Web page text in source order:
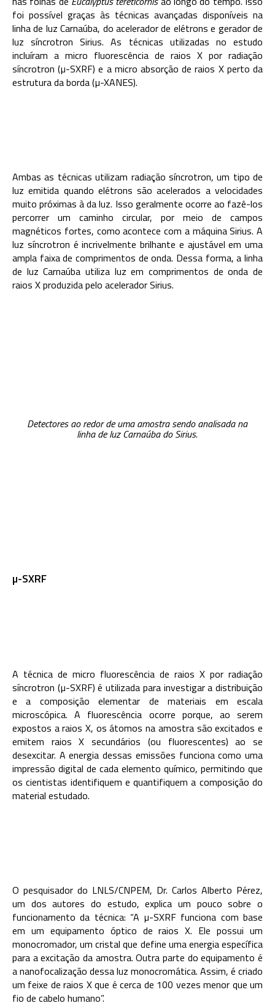
foi possível graças às técnicas avançadas disponíveis na
linha de luz Carnaúba, do acelerador de elétrons e gerador de
luz síncrotron Sirius. As técnicas utilizadas no estudo
incluíram a micro fluorescência de raios X por radiação
síncrotron (µ-SXRF) e a micro absorção de raios X perto da
estrutura da borda (µ-XANES).
Ambas as técnicas utilizam radiação síncrotron, um tipo de
luz emitida quando elétrons são acelerados a velocidades
muito próximas à da luz. Isso geralmente ocorre ao fazê-los
percorrer um caminho circular, por meio de campos
magnéticos fortes, como acontece com a máquina Sirius. A
luz síncrotron é incrivelmente brilhante e ajustável em uma
ampla faixa de comprimentos de onda. Dessa forma, a linha
de luz Carnaúba utiliza luz em comprimentos de onda de
raios X produzida pelo acelerador Sirius.
Detectores ao redor de uma amostra sendo analisada na
linha de luz Carnaúba do Sirius.
µ-SXRF
A técnica de micro fluorescência de raios X por radiação
síncrotron (µ-SXRF) é utilizada para investigar a distribuição
e a composição elementar de materiais em escala
microscópica. A fluorescência ocorre porque, ao serem
expostos a raios X, os átomos na amostra são excitados e
emitem raios X secundários (ou fluorescentes) ao se
desexcitar. A energia dessas emissões funciona como uma
impressão digital de cada elemento químico, permitindo que
os cientistas identifiquem e quantifiquem a composição do
material estudado.
O pesquisador do LNLS/CNPEM, Dr. Carlos Alberto Pérez,
um dos autores do estudo, explica um pouco sobre o
funcionamento da técnica: “A µ-SXRF funciona com base
em um equipamento óptico de raios X. Ele possui um
monocromador, um cristal que define uma energia específica
para a excitação da amostra. Outra parte do equipamento é
a nanofocalização dessa luz monocromática. Assim, é criado
um feixe de raios X que é cerca de 100 vezes menor que um
fio de cabelo humano”.